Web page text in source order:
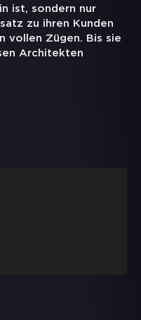
ist, sondern nur
zu ihren Kunden
vollen Zügen. Bis sie
Architekten